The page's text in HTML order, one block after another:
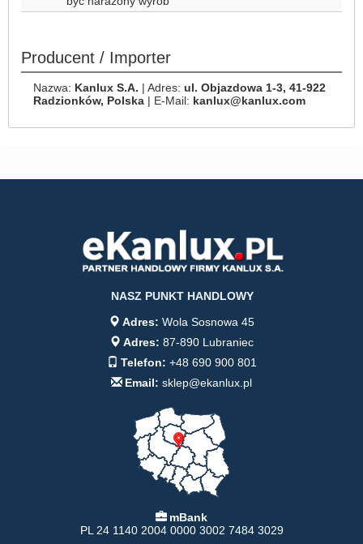
Producent / Importer
Nazwa: Kanlux S.A. | Adres: ul. Objazdowa 1-3, 41-922
Radzionków, Polska | E-Mail: kanlux@kanlux.com
NASZ PUNKT HANDLOWY
Adres: Wola Sosnowa 45
Adres: 87-890 Lubraniec
Telefon: +48 690 900 801
Email: sklep@ekanlux.pl
mBank
PL 24 1140 2004 0000 3002 7484 3029